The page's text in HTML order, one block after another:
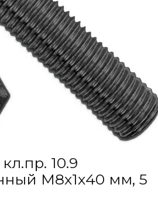
10.9
М8х1х40 мм, 5